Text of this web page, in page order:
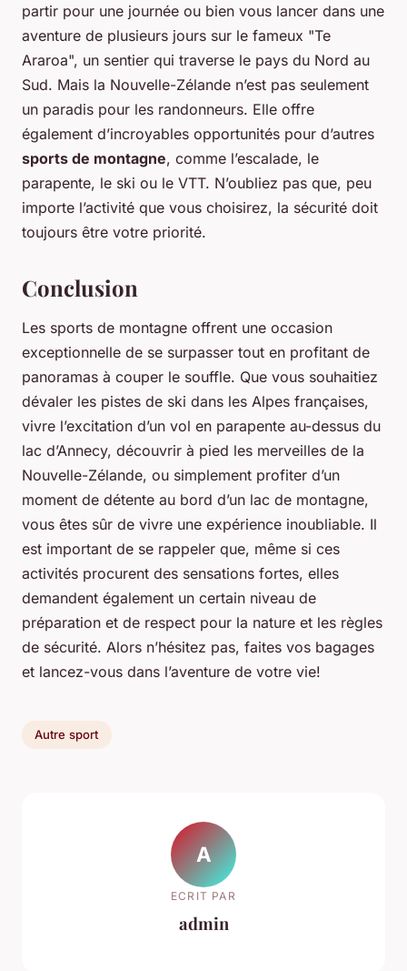
partir pour une journée ou bien vous lancer dans une
aventure de plusieurs jours sur le fameux "Te
Araroa", un sentier qui traverse le pays du Nord au
Sud. Mais la Nouvelle-Zélande n’est pas seulement
un paradis pour les randonneurs. Elle offre
également d’incroyables opportunités pour d’autres
sports de montagne, comme l’escalade, le
parapente, le ski ou le VTT. N’oubliez pas que, peu
importe l’activité que vous choisirez, la sécurité doit
toujours être votre priorité.
Conclusion
Les sports de montagne offrent une occasion
exceptionnelle de se surpasser tout en profitant de
panoramas à couper le souffle. Que vous souhaitiez
dévaler les pistes de ski dans les Alpes françaises,
vivre l’excitation d’un vol en parapente au-dessus du
lac d’Annecy, découvrir à pied les merveilles de la
Nouvelle-Zélande, ou simplement profiter d’un
moment de détente au bord d’un lac de montagne,
vous êtes sûr de vivre une expérience inoubliable. Il
est important de se rappeler que, même si ces
activités procurent des sensations fortes, elles
demandent également un certain niveau de
préparation et de respect pour la nature et les règles
de sécurité. Alors n’hésitez pas, faites vos bagages
et lancez-vous dans l’aventure de votre vie!
Autre sport
A
ECRIT PAR
admin